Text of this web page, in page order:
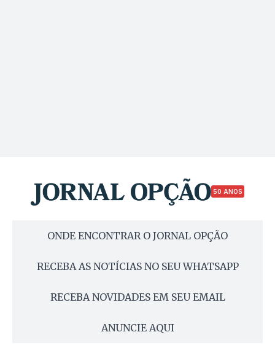
50 ANOS
ONDE ENCONTRAR O JORNAL OPÇÃO
RECEBA AS NOTÍCIAS NO SEU WHATSAPP
RECEBA NOVIDADES EM SEU EMAIL
ANUNCIE AQUI